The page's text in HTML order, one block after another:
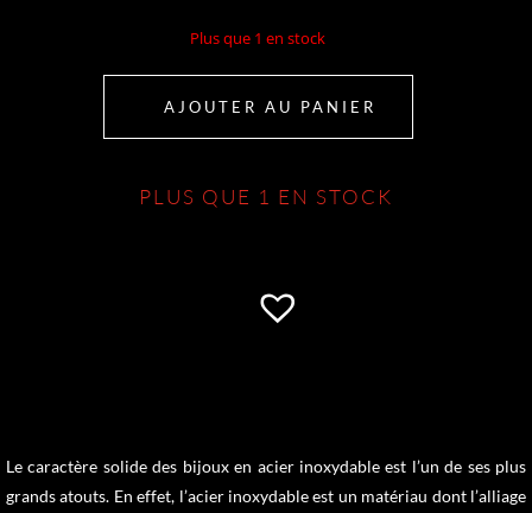
Plus que 1 en stock
AJOUTER AU PANIER
PLUS QUE 1 EN STOCK
Le caractère solide des bijoux en acier inoxydable est l’un de ses plus
grands atouts. En effet, l’acier inoxydable est un matériau dont l’alliage